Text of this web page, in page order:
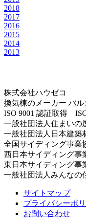
2018
2017
2016
2015
2014
2013
株式会社ハウゼコ
換気棟のメーカー バ
ISO 9001 認証取得
一般社団法人住まい
一般社団法人日本建
全国サイディング事
西日本サイディング
東日本サイディング
一般社団法人みんな
サイトマップ
プライバシーポ
お問い合わせ